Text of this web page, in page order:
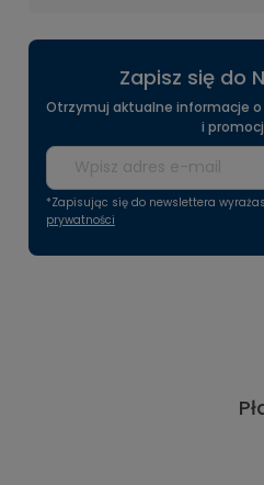
Zapisz się do
Otrzymuj aktualne informacje
i
*Zapisując się do newslettera
prywatności